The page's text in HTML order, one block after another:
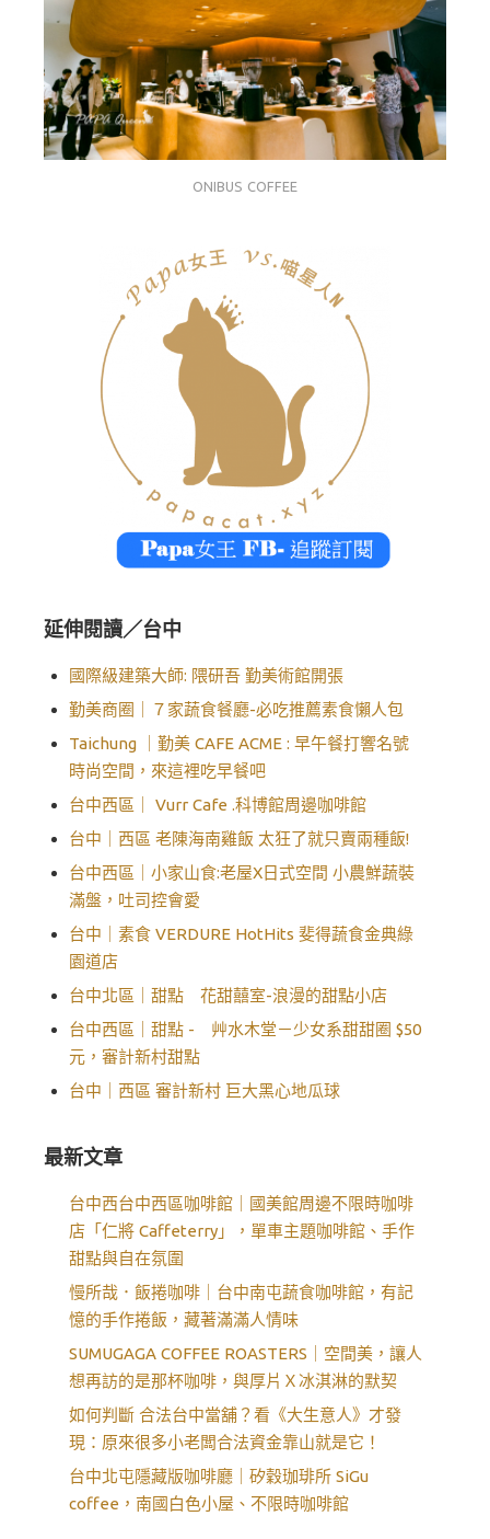
ONIBUS COFFEE
延伸閱讀／台中
國際級建築大師: 隈研吾 勤美術館開張
勤美商圈｜７家蔬食餐廳-必吃推薦素食懶人包
Taichung ｜勤美 CAFE ACME : 早午餐打響名號
時尚空間，來這裡吃早餐吧
台中西區｜ Vurr Cafe .科博館周邊咖啡館
台中｜西區 老陳海南雞飯 太狂了就只賣兩種飯!
台中西區｜小家山食:老屋X日式空間 小農鮮蔬裝
滿盤，吐司控會愛
台中｜素食 VERDURE HotHits 斐得蔬食金典綠
園道店
台中北區｜甜點 花甜囍室-浪漫的甜點小店
台中西區｜甜點 - 艸水木堂－少女系甜甜圈 $50
元，審計新村甜點
台中｜西區 審計新村 巨大黑心地瓜球
最新文章
台中西台中西區咖啡館｜國美館周邊不限時咖啡
店「仁將 Caffeterry」，單車主題咖啡館、手作
甜點與自在氛圍
慢所哉．飯捲咖啡｜台中南屯蔬食咖啡館，有記
憶的手作捲飯，藏著滿滿人情味
SUMUGAGA COFFEE ROASTERS｜空間美，讓人
想再訪的是那杯咖啡，與厚片Ｘ冰淇淋的默契
如何判斷 合法台中當舖？看《大生意人》才發
現：原來很多小老闆合法資金靠山就是它！
台中北屯隱藏版咖啡廳｜矽穀珈琲所 SiGu
coffee，南國白色小屋、不限時咖啡館